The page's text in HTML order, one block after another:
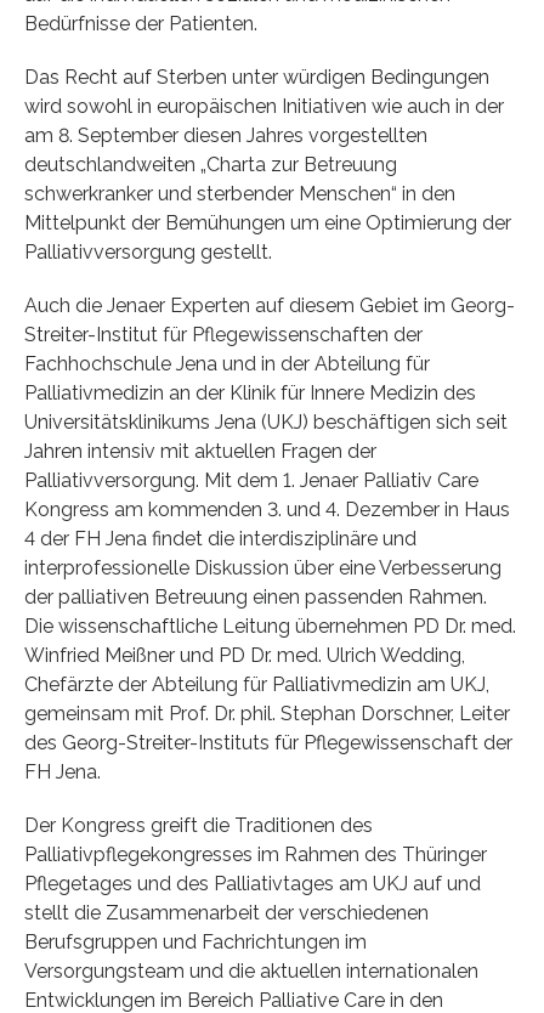
Bedürfnisse der Patienten.
Das Recht auf Sterben unter würdigen Bedingungen
wird sowohl in europäischen Initiativen wie auch in der
am 8. September diesen Jahres vorgestellten
deutschlandweiten „Charta zur Betreuung
schwerkranker und sterbender Menschen“ in den
Mittelpunkt der Bemühungen um eine Optimierung der
Palliativversorgung gestellt.
Auch die Jenaer Experten auf diesem Gebiet im Georg-
Streiter-Institut für Pflegewissenschaften der
Fachhochschule Jena und in der Abteilung für
Palliativmedizin an der Klinik für Innere Medizin des
Universitätsklinikums Jena (UKJ) beschäftigen sich seit
Jahren intensiv mit aktuellen Fragen der
Palliativversorgung. Mit dem 1. Jenaer Palliativ Care
Kongress am kommenden 3. und 4. Dezember in Haus
4 der FH Jena findet die interdisziplinäre und
interprofessionelle Diskussion über eine Verbesserung
der palliativen Betreuung einen passenden Rahmen.
Die wissenschaftliche Leitung übernehmen PD Dr. med.
Winfried Meißner und PD Dr. med. Ulrich Wedding,
Chefärzte der Abteilung für Palliativmedizin am UKJ,
gemeinsam mit Prof. Dr. phil. Stephan Dorschner, Leiter
des Georg-Streiter-Instituts für Pflegewissenschaft der
FH Jena.
Der Kongress greift die Traditionen des
Palliativpflegekongresses im Rahmen des Thüringer
Pflegetages und des Palliativtages am UKJ auf und
stellt die Zusammenarbeit der verschiedenen
Berufsgruppen und Fachrichtungen im
Versorgungsteam und die aktuellen internationalen
Entwicklungen im Bereich Palliative Care in den